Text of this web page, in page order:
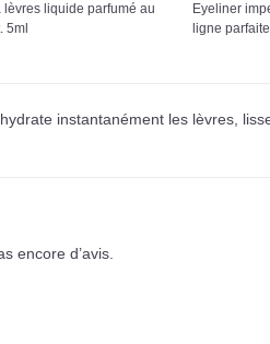
lèvres liquide parfumé au
5ml
Eyeliner
ligne
hydrate instantanément les lèvres,
encore d’avis.